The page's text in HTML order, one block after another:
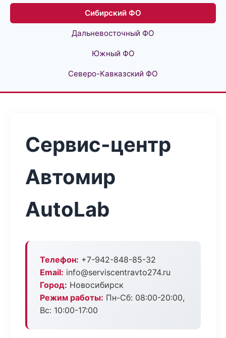
Сибирский ФО
Дальневосточный ФО
Южный ФО
Северо-Кавказский ФО
Сервис-центр
Автомир
AutoLab
Телефон: +7-942-848-85-32
Email: info@serviscentravto274.ru
Город: Новосибирск
Режим работы: Пн-Сб: 08:00-20:00,
Вс: 10:00-17:00